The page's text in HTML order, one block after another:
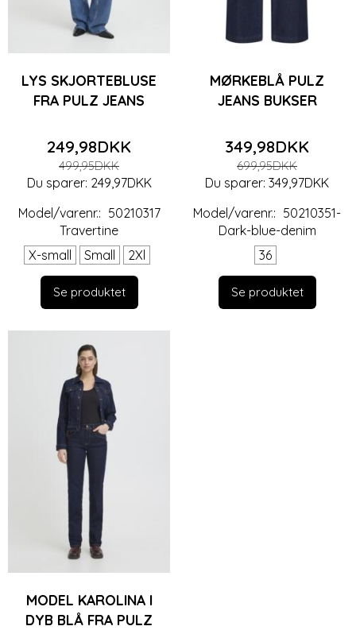
LYS SKJORTEBLUSE
FRA PULZ JEANS
249,98DKK
499,95DKK
Du sparer: 249,97DKK
Model/varenr.: 50210317
Travertine
X-small
Small 2Xl
Se produktet
MØRKEBLÅ PULZ
JEANS BUKSER
349,98DKK
699,95DKK
Du sparer: 349,97DKK
Model/varenr.: 50210351-
Dark-blue-denim
36
Se produktet
MODEL KAROLINA I
DYB BLÅ FRA PULZ